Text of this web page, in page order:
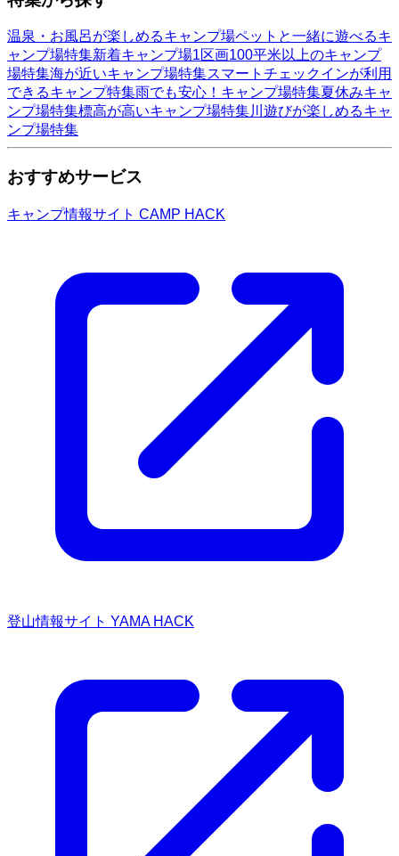
温泉・お風呂が楽しめるキャンプ場ペットと一緒に遊べるキ
ャンプ場特集新着キャンプ場1区画100平米以上のキャンプ
場特集海が近いキャンプ場特集スマートチェックインが利用
できるキャンプ特集雨でも安心！キャンプ場特集夏休みキャ
ンプ場特集標高が高いキャンプ場特集川遊びが楽しめるキャ
ンプ場特集
おすすめサービス
キャンプ情報サイト CAMP HACK
登山情報サイト YAMA HACK